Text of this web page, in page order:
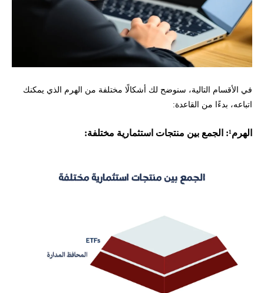
في الأقسام التالية، سنوضح لك أشكالًا مختلفة من الهرم الذي يمكنك
اتباعه، بدءًا من القاعدة:
الهرم¹: الجمع بين منتجات استثمارية مختلفة: